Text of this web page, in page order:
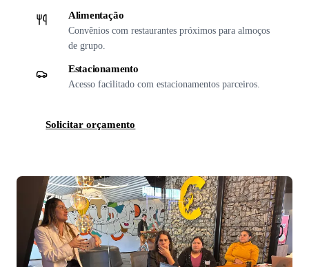
Alimentação
Convênios com restaurantes próximos para almoços
de grupo.
Estacionamento
Acesso facilitado com estacionamentos parceiros.
Solicitar orçamento